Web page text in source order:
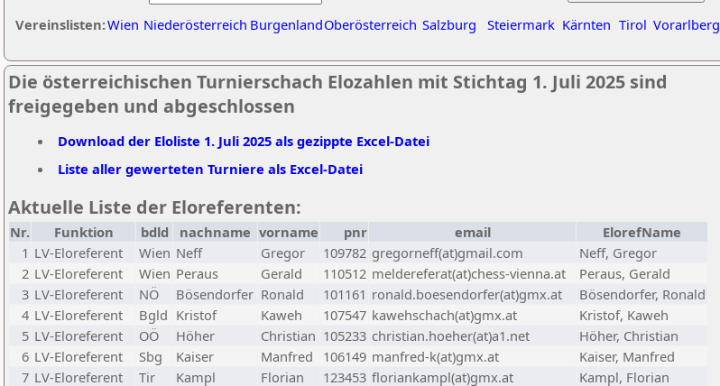
Vereinslisten:Wien Niederösterreich BurgenlandOberösterreich Salzburg Steiermark Kärnten Tirol Vorarlberg
Die österreichischen Turnierschach Elozahlen mit Stichtag 1. Juli 2025 sind
freigegeben und abgeschlossen
Download der Eloliste 1. Juli 2025 als gezippte Excel-Datei
Liste aller gewerteten Turniere als Excel-Datei
Aktuelle Liste der Eloreferenten:
Nr. Funktion bdld nachname vorname pnr email
ElorefName
1 LV-Eloreferent Wien Neff Gregor 109782 gregorneff(at)gmail.com
Neff, Gregor
2 LV-Eloreferent Wien Peraus Gerald 110512 meldereferat(at)chess-vienna.at
Peraus, Gerald
3 LV-Eloreferent NÖ Bösendorfer Ronald 101161 ronald.boesendorfer(at)gmx.at
Bösendorfer, Ronald
4 LV-Eloreferent Bgld Kristof Kaweh 107547 kawehschach(at)gmx.at
Kristof, Kaweh
5 LV-Eloreferent OÖ Höher Christian 105233 christian.hoeher(at)a1.net
Höher, Christian
6 LV-Eloreferent Sbg Kaiser Manfred 106149 manfred-k(at)gmx.at
Kaiser, Manfred
7 LV-Eloreferent Tir Kampl Florian 123453 floriankampl(at)gmx.at Kampl, Florian